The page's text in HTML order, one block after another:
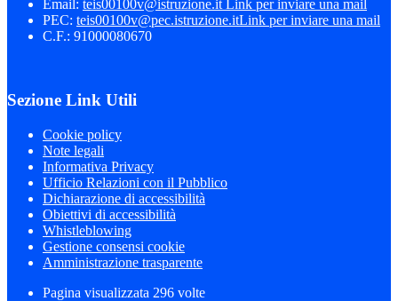
Email: teis00100v@istruzione.it Link per inviare una mail
PEC: teis00100v@pec.istruzione.itLink per inviare una mail
C.F.: 91000080670
Sezione Link Utili
Cookie policy
Note legali
Informativa Privacy
Ufficio Relazioni con il Pubblico
Dichiarazione di accessibilità
Obiettivi di accessibilità
Whistleblowing
Gestione consensi cookie
Amministrazione trasparente
Pagina visualizzata 296 volte